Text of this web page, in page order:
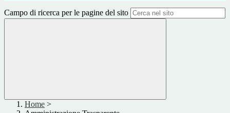
Campo di ricerca per le pagine del sito
Home >